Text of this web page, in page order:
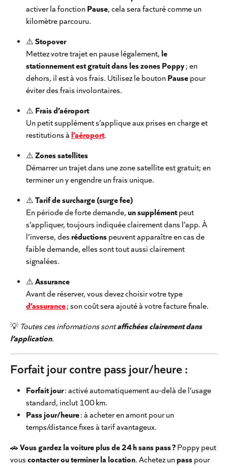
activer la fonction Pause, cela sera facturé comme un
kilomètre parcouru.
⚠️ Stopover
Mettez votre trajet en pause légalement, le
stationnement est gratuit dans les zones Poppy ; en
dehors, il est à vos frais. Utilisez le bouton Pause pour
éviter des frais involontaires.
⚠️ Frais d’aéroport
Un petit supplément s’applique aux prises en charge et
restitutions à l’aéroport.
⚠️ Zones satellites
Démarrer un trajet dans une zone satellite est gratuit; en
terminer un y engendre un frais unique.
⚠️ Tarif de surcharge (surge fee)
En période de forte demande, un supplément peut
s’appliquer, toujours indiquée clairement dans l’app. À
l’inverse, des réductions peuvent apparaître en cas de
faible demande, elles sont tout aussi clairement
signalées.
⚠️ Assurance
Avant de réserver, vous devez choisir votre type
d’assurance ; son coût sera ajouté à votre facture finale.
💡 Toutes ces informations sont affichées clairement dans
l’application.
Forfait jour contre pass jour/heure :
Forfait jour : activé automatiquement au-delà de l’usage
standard, inclut 100 km.
Pass jour/heure : à acheter en amont pour un
temps/distance fixes à tarif avantageux.
🚗 Vous gardez la voiture plus de 24 h sans pass ? Poppy peut
vous contacter ou terminer la location. Achetez un pass pour